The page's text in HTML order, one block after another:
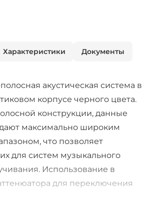
Характеристики Документы
акустическая система в
корпусе черного цвета.
конструкции, данные
максимально широким
что позволяет
для систем музыкального
Использование в
для переключения
возможность использовать эти